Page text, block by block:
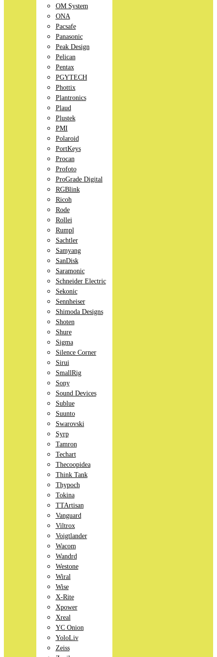
OM System
ONA
Pacsafe
Panasonic
Peak Design
Pelican
Pentax
PGYTECH
Phottix
Plantronics
Plaud
Plustek
PMI
Polaroid
PortKeys
Procan
Profoto
ProGrade Digital
RGBlink
Ricoh
Rode
Rollei
Rumpl
Sachtler
Samyang
SanDisk
Saramonic
Schneider Electric
Sekonic
Sennheiser
Shimoda Designs
Shoten
Shure
Sigma
Silence Corner
Sirui
SmallRig
Sony
Sound Devices
Sublue
Suunto
Swarovski
Syrp
Tamron
Techart
Thecoopidea
Think Tank
Thypoch
Tokina
TTArtisan
Vanguard
Viltrox
Voigtlander
Wacom
Wandrd
Westone
Wiral
Wise
X-Rite
Xpower
Xreal
YC Onion
YoloLiv
Zeiss